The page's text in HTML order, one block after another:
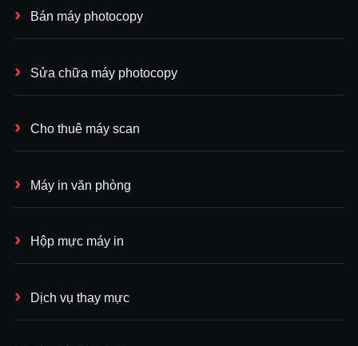
Bán máy photocopy
Sửa chữa máy photocopy
Cho thuê máy scan
Máy in văn phòng
Hộp mực máy in
Dịch vụ thay mực